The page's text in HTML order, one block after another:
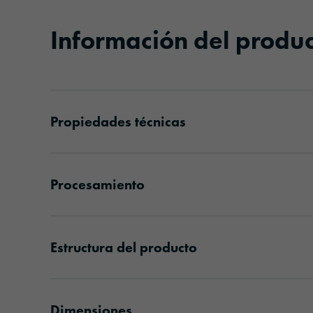
Información del
Propiedades técnicas
Procesamiento
Estructura del producto